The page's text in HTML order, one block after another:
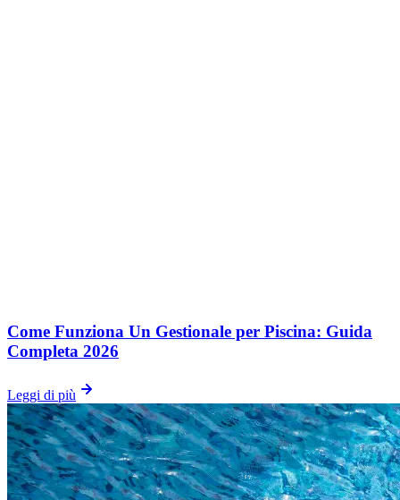
Come Funziona Un Gestionale per Piscina: Guida
Completa 2026
Leggi di più